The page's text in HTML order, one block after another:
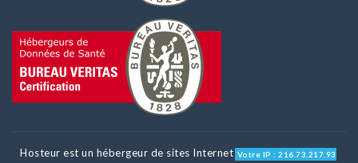
Hosteur est un hébergeur de sites Internet Votre IP : 216.73.217.93